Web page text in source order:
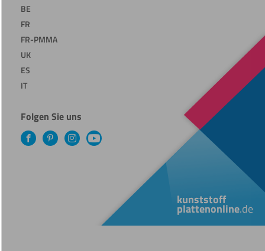
BE
FR
FR-PMMA
UK
ES
IT
Folgen Sie uns
FacebookPinterestInstagramYouTube
kunststoff
plattenonline.de